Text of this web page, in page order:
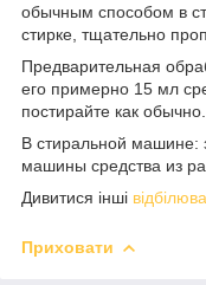
обычным способом в
стирке, тщательно
Предварительная
его примерно 15 мл
постирайте как обычно.
В стиральной машине:
машины средства из
Дивитися інші
Приховати